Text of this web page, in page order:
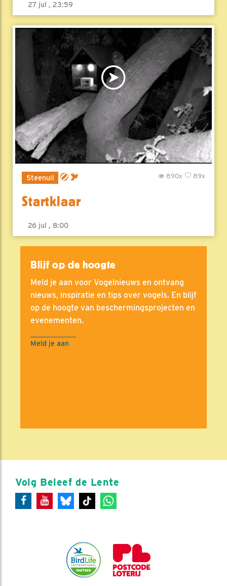
27 jul , 23:59
Steenuil 89x
890x
Startklaar
26 jul , 8:00
Blijf op de hoogte
Meld je aan voor Vogelnieuws en ontvang
nieuws, inspiratie en tips over vogels. En blijf
op de hoogte van beschermingsprojecten en
evenementen.
Meld je aan
Volg Beleef de Lente